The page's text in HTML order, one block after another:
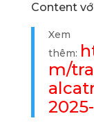
Content
Xem
thêm:
m/